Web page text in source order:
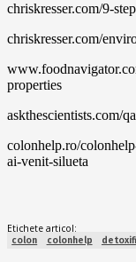
chriskresser.com/9-
chriskresser.com/
properties
askthescientists.com/
colonhelp.ro/
ai-venit-silueta
Etichete articol:
colon colonhelp